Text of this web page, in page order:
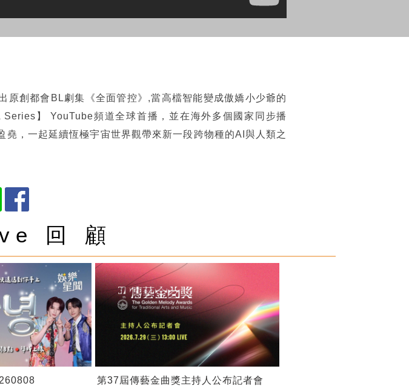
創都會BL劇集《全面管控》,當高檔智能變成傲嬌小少爺的
】 YouTube頻道全球首播，並在海外多個國家同步播
，一起延續恆極宇宙世界觀帶來新一段跨物種的AI與人類之
回 顧
第37屆傳藝金曲獎主持人公布記者會